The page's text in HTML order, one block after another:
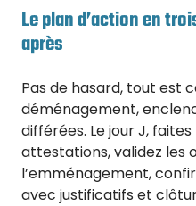
Le plan d’action en
après
Pas de hasard, tout est
déménagement,
différées. Le jour J,
attestations, validez les
l’emménagement,
avec justificatifs et